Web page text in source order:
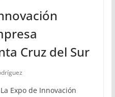
Cruz del Sur
Expo de Innovación